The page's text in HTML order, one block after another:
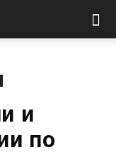
и
по